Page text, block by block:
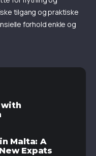
tilgang og praktiske
forhold enkle og
with
Malta: A
Expats